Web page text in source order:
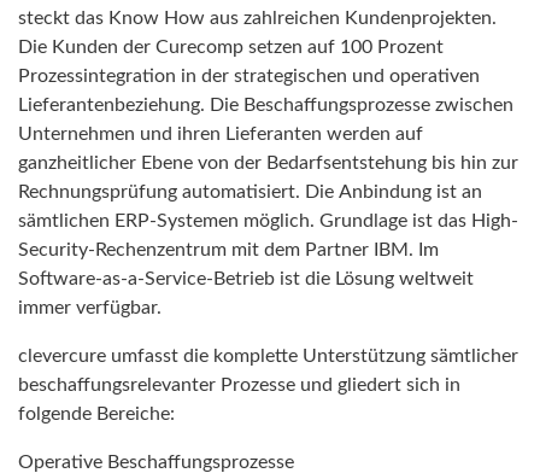
steckt das Know How aus zahlreichen Kundenprojekten.
Die Kunden der Curecomp setzen auf 100 Prozent
Prozessintegration in der strategischen und operativen
Lieferantenbeziehung. Die Beschaffungsprozesse zwischen
Unternehmen und ihren Lieferanten werden auf
ganzheitlicher Ebene von der Bedarfsentstehung bis hin zur
Rechnungsprüfung automatisiert. Die Anbindung ist an
sämtlichen ERP-Systemen möglich. Grundlage ist das High-
Security-Rechenzentrum mit dem Partner IBM. Im
Software-as-a-Service-Betrieb ist die Lösung weltweit
immer verfügbar.
clevercure umfasst die komplette Unterstützung sämtlicher
beschaffungsrelevanter Prozesse und gliedert sich in
folgende Bereiche:
Operative Beschaffungsprozesse